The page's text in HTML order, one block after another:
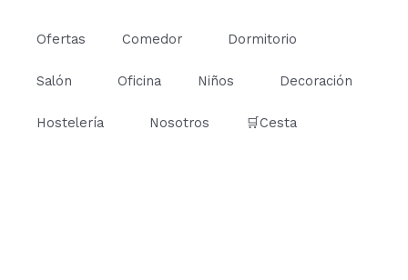
Ofertas Comedor Dormitorio
Salón Oficina Niños Decoración
Hostelería Nosotros 🛒Cesta